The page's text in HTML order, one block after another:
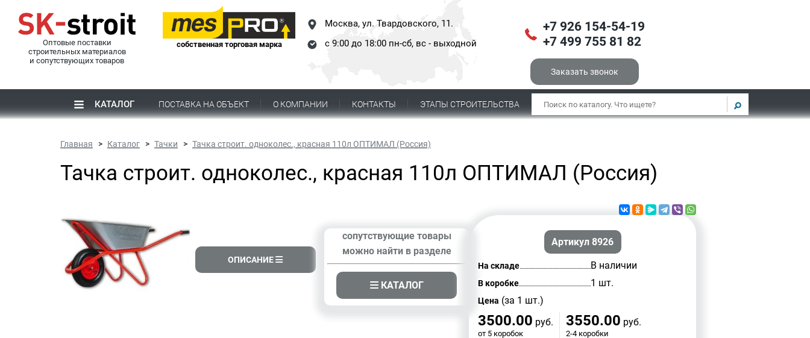
Оптовые поставки
строительных материалов
и сопутствующих товаров
собственная торговая марка
Москва, ул. Твардовского, 11.
с 9:00 до 18:00 пн-сб, вс - выходной
+7 926 154-54-19
+7 499 755 81 82
Заказать звонок
КАТАЛОГ ПОСТАВКА НА ОБЪЕКТ О КОМПАНИИ КОНТАКТЫ ЭТАПЫ СТРОИТЕЛЬСТВА
Главная Каталог Тачки Тачка строит. одноколес., красная 110л ОПТИМАЛ (Россия)
Тачка строит. одноколес., красная 110л ОПТИМАЛ (Россия)
ОПИСАНИЕ
сопутствующие товары
можно найти в разделе
КАТАЛОГ
Артикул 8926
На складе В наличии
В коробке 1 шт.
Цена (за 1 шт.)
3500.00 руб.
от 5 коробок
3550.00 руб.
2-4 коробки